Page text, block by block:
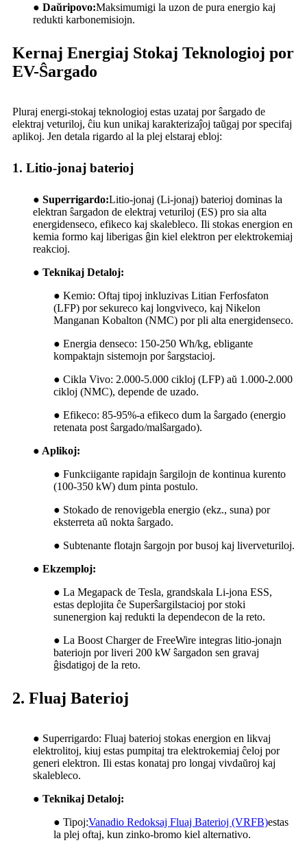
● Daŭripovo:Maksimumigi la uzon de pura energio kaj
redukti karbonemisiojn.
Kernaj Energiaj Stokaj Teknologioj por
EV-Ŝargado
Pluraj energi-stokaj teknologioj estas uzataj por ŝargado de
elektraj veturiloj, ĉiu kun unikaj karakterizaĵoj taŭgaj por specifaj
aplikoj. Jen detala rigardo al la plej elstaraj ebloj:
1. Litio-jonaj baterioj
● Superrigardo:Litio-jonaj (Li-jonaj) baterioj dominas la
elektran ŝargadon de elektraj veturiloj (ES) pro sia alta
energidenseco, efikeco kaj skalebleco. Ili stokas energion en
kemia formo kaj liberigas ĝin kiel elektron per elektrokemiaj
reakcioj.
● Teknikaj Detaloj:
● Kemio: Oftaj tipoj inkluzivas Litian Ferfosfaton
(LFP) por sekureco kaj longviveco, kaj Nikelon
Manganan Kobalton (NMC) por pli alta energidenseco.
● Energia denseco: 150-250 Wh/kg, ebligante
kompaktajn sistemojn por ŝargstacioj.
● Cikla Vivo: 2.000-5.000 cikloj (LFP) aŭ 1.000-2.000
cikloj (NMC), depende de uzado.
● Efikeco: 85-95%-a efikeco dum la ŝargado (energio
retenata post ŝargado/malŝargado).
● Aplikoj:
● Funkciigante rapidajn ŝargilojn de kontinua kurento
(100-350 kW) dum pinta postulo.
● Stokado de renovigebla energio (ekz., suna) por
eksterreta aŭ nokta ŝargado.
● Subtenante flotajn ŝargojn por busoj kaj liverveturiloj.
● Ekzemploj:
● La Megapack de Tesla, grandskala Li-jona ESS,
estas deplojita ĉe Superŝargilstacioj por stoki
sunenergion kaj redukti la dependecon de la reto.
● La Boost Charger de FreeWire integras litio-jonajn
bateriojn por liveri 200 kW ŝargadon sen gravaj
ĝisdatigoj de la reto.
2. Fluaj Baterioj
● Superrigardo: Fluaj baterioj stokas energion en likvaj
elektrolitoj, kiuj estas pumpitaj tra elektrokemiaj ĉeloj por
generi elektron. Ili estas konataj pro longaj vivdaŭroj kaj
skalebleco.
● Teknikaj Detaloj:
● Tipoj:Vanadio Redoksaj Fluaj Baterioj (VRFB)estas
la plej oftaj, kun zinko-bromo kiel alternativo.